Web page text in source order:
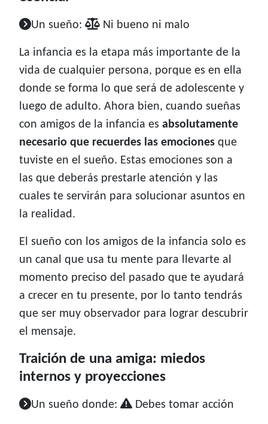
Un sueño: Ni bueno ni malo
La infancia es la etapa más importante de la
vida de cualquier persona, porque es en ella
donde se forma lo que será de adolescente y
luego de adulto. Ahora bien, cuando sueñas
con amigos de la infancia es absolutamente
necesario que recuerdes las emociones que
tuviste en el sueño. Estas emociones son a
las que deberás prestarle atención y las
cuales te servirán para solucionar asuntos en
la realidad.
El sueño con los amigos de la infancia solo es
un canal que usa tu mente para llevarte al
momento preciso del pasado que te ayudará
a crecer en tu presente, por lo tanto tendrás
que ser muy observador para lograr descubrir
el mensaje.
Traición de una amiga: miedos
internos y proyecciones
Un sueño donde: Debes tomar acción